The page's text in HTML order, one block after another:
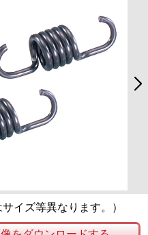
イズ等異なります。）